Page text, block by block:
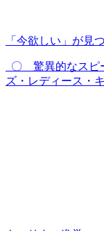
「今欲しい」が見
〇 驚異的なスピ
ズ・レディース・